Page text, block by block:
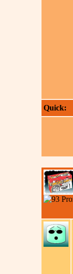
Quick: